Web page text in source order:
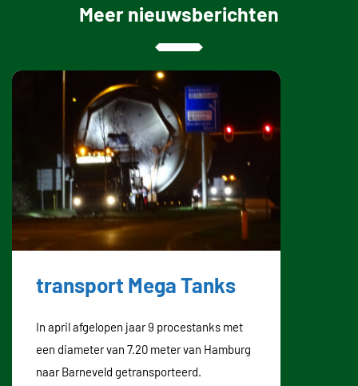
Meer nieuwsberichten
transport Mega Tanks
In april afgelopen jaar 9 procestanks met
een diameter van 7.20 meter van Hamburg
naar Barneveld getransporteerd.